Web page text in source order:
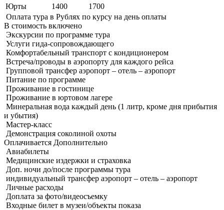
Юрты
1400
1700
Оплата тура в Рублях по курсу на день оплаты
В стоимость включено
Экскурсии по программе тура
Услуги гида-сопровождающего
Комфортабельный транспорт с кондиционером
Встреча/проводы в аэропорту для каждого рейса
Групповой трансфер аэропорт – отель – аэропорт
Питание по программе
Проживание в гостинице
Проживание в юртовом лагере
Минеральная вода каждый день (1 литр, кроме дня прибытия
и убытия)
Мастер-класс
Демонстрация соколиной охоты
Оплачивается Дополнительно
Авиабилеты
Медицинские издержки и страховка
Доп. ночи до/после программы тура
индивидуальный трансфер аэропорт – отель – аэропорт
Личные расходы
Доплата за фото/видеосъемку
Входные билет в музеи/объекты показа